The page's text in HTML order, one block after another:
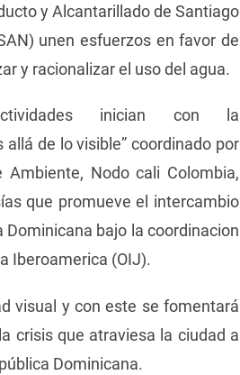
y Alcantarillado de Santiago
unen esfuerzos en favor de
y racionalizar el uso del agua.
inician con la
de lo visible” coordinado por
Nodo cali Colombia,
que promueve el intercambio
bajo la coordinacion
Iberoamerica (OIJ).
visual y con este se fomentará
crisis que atraviesa la ciudad a
Dominicana.